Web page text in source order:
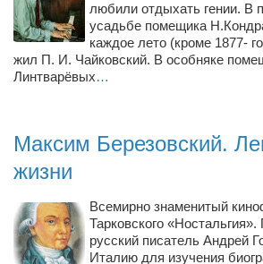
Музыканты
Евгений Касьяненко
Alfom Studio
Писатели
Поэты
любили отдыхать гении. В
усадьбе помещика
каждое лето (кроме 1877-
жил П. И. Чайковский. В особняке
Линтварёвых…
Максим Березовский.
жизни
Всемирно знаменитый
Тарковского
русский писатель Андрей
Италию для изучения